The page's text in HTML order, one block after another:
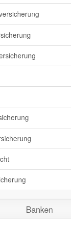
Banken